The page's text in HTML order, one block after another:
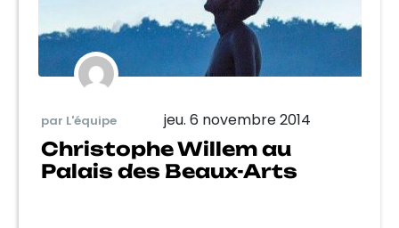
par L'équipe jeu. 6 novembre 2014
Christophe Willem au
Palais des Beaux-Arts